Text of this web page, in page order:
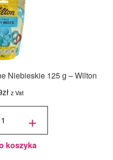
Niebieskie 125 g – Wilton
zł z Vat
+
koszyka